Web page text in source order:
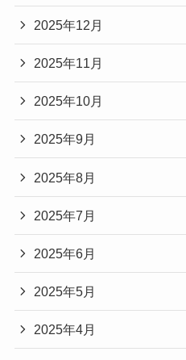
2025年12月
2025年11月
2025年10月
2025年9月
2025年8月
2025年7月
2025年6月
2025年5月
2025年4月